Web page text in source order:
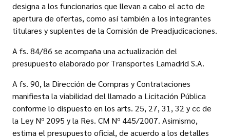
designa a los funcionarios que llevan a cabo el acto de
apertura de ofertas, como así también a los integrantes
titulares y suplentes de la Comisión de Preadjudicaciones.
A fs. 84/86 se acompaña una actualización del
presupuesto elaborado por Transportes Lamadrid S.A.
A fs. 90, la Dirección de Compras y Contrataciones
manifiesta la viabilidad del llamado a Licitación Pública
conforme lo dispuesto en los arts. 25, 27, 31, 32 y cc de
la Ley Nº 2095 y la Res. CM Nº 445/2007. Asimismo,
estima el presupuesto oficial, de acuerdo a los detalles